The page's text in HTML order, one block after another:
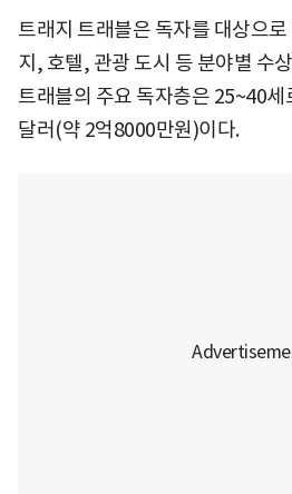
트래지 트래블은 독자를 대상으
지, 호텔, 관광 도시 등 분야별 수
트래블의 주요 독자층은 25~40
달러(약 2억8000만원)이다.